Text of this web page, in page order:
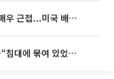
이란 “호르무즈 새 항로 합의 매우 근접...미국 배상 먼저”
천안 교회서 11세 아동 사망…“침대에 묶여 있었다” 진술 확보